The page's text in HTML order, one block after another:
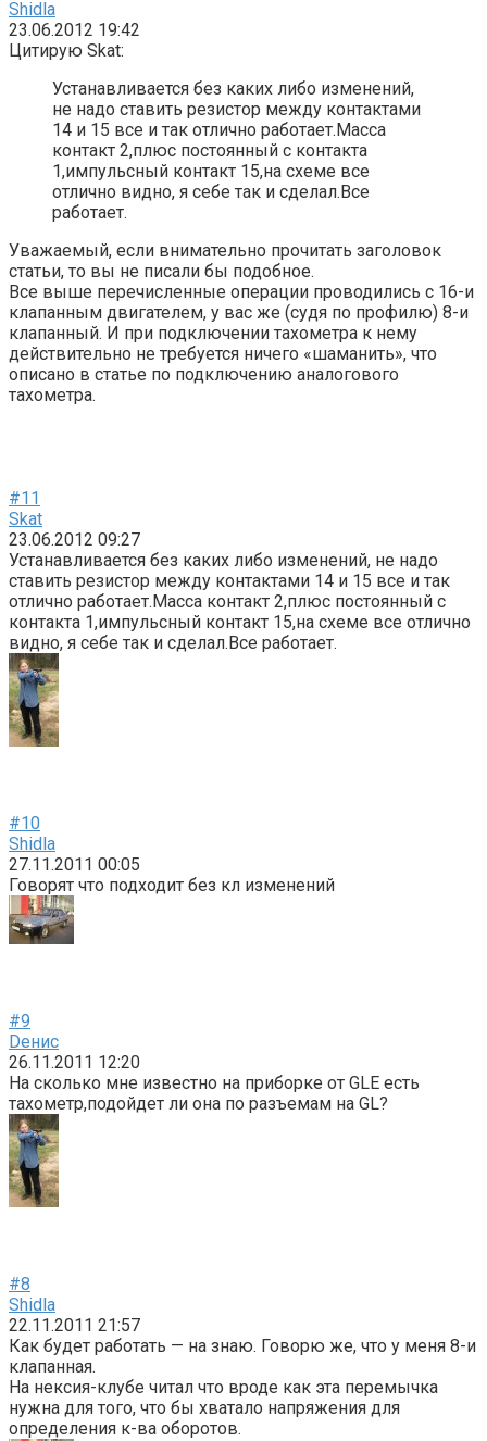
Shidla
23.06.2012 19:42
Цитирую Skat:
Устанавливается без каких либо изменений,
не надо ставить резистор между контактами
14 и 15 все и так отлично работает.Масса
контакт 2,плюс постоянный с контакта
1,импульсный контакт 15,на схеме все
отлично видно, я себе так и сделал.Все
работает.
Уважаемый, если внимательно прочитать заголовок
статьи, то вы не писали бы подобное.
Все выше перечисленные операции проводились с 16-и
клапанным двигателем, у вас же (судя по профилю) 8-и
клапанный. И при подключении тахометра к нему
действительно не требуется ничего «шаманить», что
описано в статье по подключению аналогового
тахометра.
#11
Skat
23.06.2012 09:27
Устанавливается без каких либо изменений, не надо
ставить резистор между контактами 14 и 15 все и так
отлично работает.Масса контакт 2,плюс постоянный с
контакта 1,импульсный контакт 15,на схеме все отлично
видно, я себе так и сделал.Все работает.
#10
Shidla
27.11.2011 00:05
Говорят что подходит без кл изменений
#9
Dенис
26.11.2011 12:20
На сколько мне известно на приборке от GLE есть
тахометр,подойдет ли она по разъемам на GL?
#8
Shidla
22.11.2011 21:57
Как будет работать — на знаю. Говорю же, что у меня 8-и
клапанная.
На нексия-клубе читал что вроде как эта перемычка
нужна для того, что бы хватало напряжения для
определения к-ва оборотов.